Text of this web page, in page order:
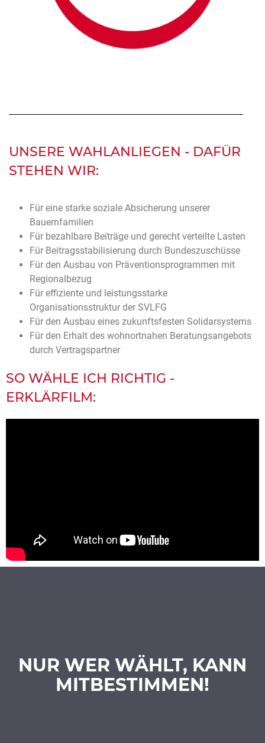
UNSERE WAHLANLIEGEN - DAFÜR
STEHEN WIR:
Für eine starke soziale Absicherung unserer
Bauernfamilien
Für bezahlbare Beiträge und gerecht verteilte Lasten
Für Beitragsstabilisierung durch Bundeszuschüsse
Für den Ausbau von Präventionsprogrammen mit
Regionalbezug
Für effiziente und leistungsstarke
Organisationsstruktur der SVLFG
Für den Ausbau eines zukunftsfesten Solidarsystems
Für den Erhalt des wohnortnahen Beratungsangebots
durch Vertragspartner
SO WÄHLE ICH RICHTIG -
ERKLÄRFILM:
NUR WER WÄHLT, KANN
MITBESTIMMEN!